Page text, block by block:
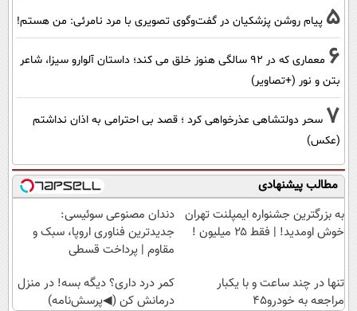
5 پیام روشن پزشکیان در گفت‌و‌گوی تصویری با مرد نامرئی: من هستم!
6
معماری که در 92 سالگی هنوز خلق می کند؛ داستان آلوارو سیزا، شاعر
بتن و نور (+تصاویر)
7 سحر دولتشاهی عذرخواهی کرد ؛ قصد بی احترامی به اذان نداشتم
(عکس)
مطالب پیشنهادی
به بزرگترین جشنواره ایمپلنت تهران
خوش اومدید! | فقط ۲۵ میلیون !
دندان مصنوعی سوئیسی:
جدیدترین فناوری اروپا، سبک و
مقاوم | پرداخت قسطی
تنها در چند ساعت و با یکبار
مراجعه به خودرو45
کمر درد داری؟ دیگه بسه! در منزل
درمانش کن (◀پرسش‌نامه)